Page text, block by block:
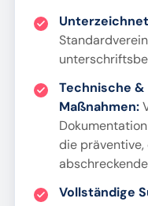
Technische
Maßnahmen:
die
Vollständige